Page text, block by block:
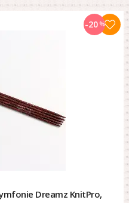
Dreamz KnitPro,
-20%